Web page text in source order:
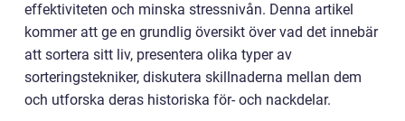
effektiviteten och minska stressnivån. Denna artikel
kommer att ge en grundlig översikt över vad det innebär
att sortera sitt liv, presentera olika typer av
sorteringstekniker, diskutera skillnaderna mellan dem
och utforska deras historiska för- och nackdelar.